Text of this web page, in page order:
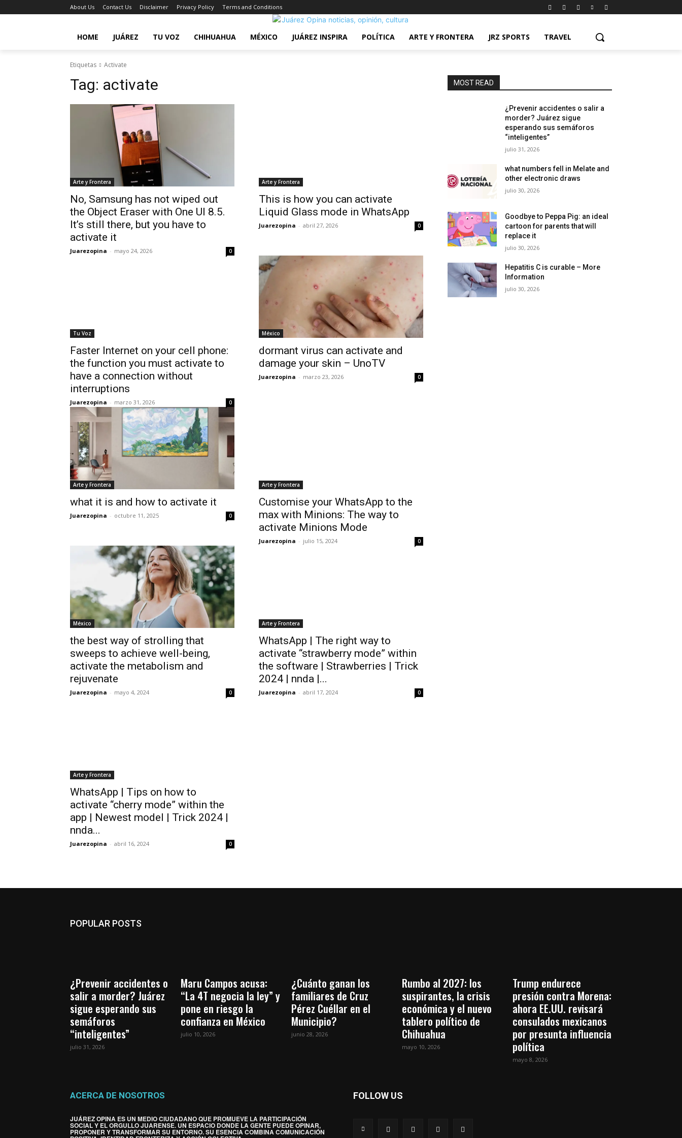
About Us Contact Us Disclaimer Privacy Policy Terms and Conditions
HOME JUÁREZ TU VOZ CHIHUAHUA MÉXICO JUÁREZ INSPIRA POLÍTICA ARTE Y FRONTERA JRZ SPORTS TRAVEL
Etiquetas Activate
Tag: activate
Arte y Frontera
No, Samsung has not wiped out
the Object Eraser with One UI 8.5.
It’s still there, but you have to
activate it
Juarezopina - mayo 24, 2026 0
Arte y Frontera
This is how you can activate
Liquid Glass mode in WhatsApp
Juarezopina - abril 27, 2026 0
Tu Voz
Faster Internet on your cell phone:
the function you must activate to
have a connection without
interruptions
Juarezopina - marzo 31, 2026 0
México
dormant virus can activate and
damage your skin – UnoTV
Juarezopina - marzo 23, 2026 0
Arte y Frontera
what it is and how to activate it
Juarezopina - octubre 11, 2025 0
Arte y Frontera
Customise your WhatsApp to the
max with Minions: The way to
activate Minions Mode
Juarezopina - julio 15, 2024 0
México
the best way of strolling that
sweeps to achieve well-being,
activate the metabolism and
rejuvenate
Juarezopina - mayo 4, 2024 0
Arte y Frontera
WhatsApp | The right way to
activate “strawberry mode” within
the software | Strawberries | Trick
2024 | nnda |...
Juarezopina - abril 17, 2024 0
Arte y Frontera
WhatsApp | Tips on how to
activate “cherry mode” within the
app | Newest model | Trick 2024 |
nnda...
Juarezopina - abril 16, 2024 0
MOST READ
¿Prevenir accidentes o salir a
morder? Juárez sigue
esperando sus semáforos
“inteligentes”
julio 31, 2026
what numbers fell in Melate and
other electronic draws
julio 30, 2026
Goodbye to Peppa Pig: an ideal
cartoon for parents that will
replace it
julio 30, 2026
Hepatitis C is curable – More
Information
julio 30, 2026
POPULAR POSTS
¿Prevenir accidentes o
salir a morder? Juárez
sigue esperando sus
semáforos
“inteligentes”
julio 31, 2026
Maru Campos acusa:
“La 4T negocia la ley” y
pone en riesgo la
confianza en México
julio 10, 2026
¿Cuánto ganan los
familiares de Cruz
Pérez Cuéllar en el
Municipio?
junio 28, 2026
Rumbo al 2027: los
suspirantes, la crisis
económica y el nuevo
tablero político de
Chihuahua
mayo 10, 2026
Trump endurece
presión contra Morena:
ahora EE.UU. revisará
consulados mexicanos
por presunta influencia
política
mayo 8, 2026
ACERCA DE NOSOTROS
JUÁREZ OPINA ES UN MEDIO CIUDADANO QUE PROMUEVE LA PARTICIPACIÓN
SOCIAL Y EL ORGULLO JUARENSE. UN ESPACIO DONDE LA GENTE PUEDE OPINAR,
PROPONER Y TRANSFORMAR SU ENTORNO. SU ESENCIA COMBINA COMUNICACIÓN
FOLLOW US